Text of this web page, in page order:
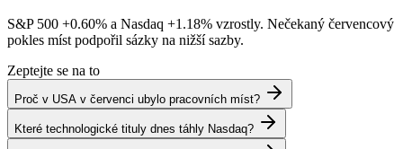
S&P 500 +0.60% a Nasdaq +1.18% vzrostly. Nečekaný červencový
pokles míst podpořil sázky na nižší sazby.
Zeptejte se na to
Proč v USA v červenci ubylo pracovních míst?
Které technologické tituly dnes táhly Nasdaq?